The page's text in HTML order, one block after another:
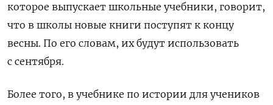
которое выпускает школьные учебники, говорит,
что в школы новые книги поступят к концу
весны. По его словам, их будут использовать
с сентября.
Более того, в учебнике по истории для учеников